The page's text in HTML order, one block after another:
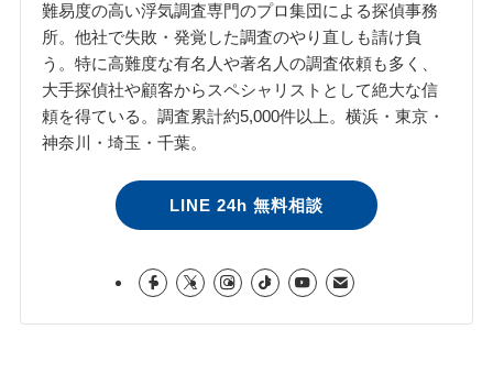
難易度の高い浮気調査専門のプロ集団による探偵事務
所。他社で失敗・発覚した調査のやり直しも請け負
う。特に高難度な有名人や著名人の調査依頼も多く、
大手探偵社や顧客からスペシャリストとして絶大な信
頼を得ている。調査累計約5,000件以上。横浜・東京・
神奈川・埼玉・千葉。
LINE 24h 無料相談